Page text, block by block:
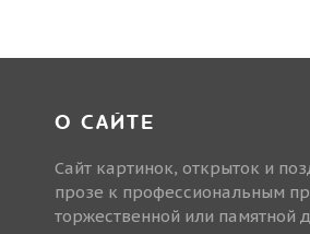
О САЙТЕ
Сайт картинок, открыток и
прозе к профессиональным
торжественной или памятной